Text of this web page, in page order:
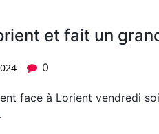
et fait un
0
face à Lorient vendredi